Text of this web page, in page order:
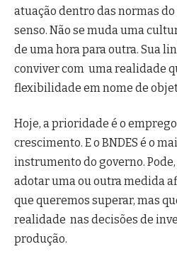
atuação dentro das normas
senso. Não se muda uma
de uma hora para outra. Sua
conviver com uma realidade
flexibilidade em nome de
Hoje, a prioridade é o
crescimento. E o BNDES é o
instrumento do governo.
adotar uma ou outra medida
que queremos superar, mas
realidade nas decisões de
produção.